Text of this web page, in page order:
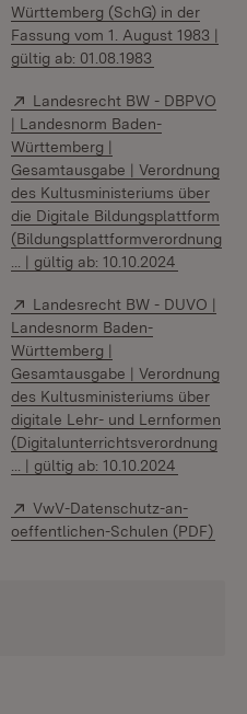
Württemberg (SchG) in der
Fassung vom 1. August 1983 |
gültig ab: 01.08.1983
Extern:
Landesrecht BW - DBPVO
| Landesnorm Baden-
Württemberg |
Gesamtausgabe | Verordnung
des Kultusministeriums über
die Digitale Bildungsplattform
(Bildungsplattformverordnung
... | gültig ab: 10.10.2024
Extern:
Landesrecht BW - DUVO |
Landesnorm Baden-
Württemberg |
Gesamtausgabe | Verordnung
des Kultusministeriums über
digitale Lehr- und Lernformen
(Digitalunterrichtsverordnung
... | gültig ab: 10.10.2024
Extern:
VwV-Datenschutz-an-
oeffentlichen-Schulen (PDF)